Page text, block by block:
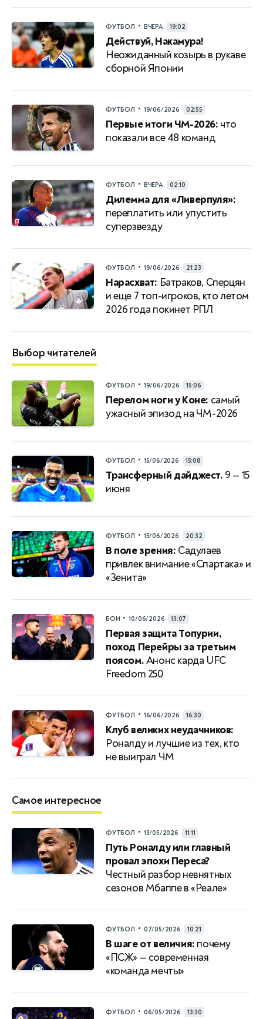
ФУТБОЛ • ВЧЕРА 19:02
Действуй, Накамура!
Неожиданный козырь в рукаве
сборной Японии
ФУТБОЛ • 19/06/2026 02:55
Первые итоги ЧМ-2026: что
показали все 48 команд
ФУТБОЛ • ВЧЕРА 02:10
Дилемма для «Ливерпуля»:
переплатить или упустить
суперзвезду
ФУТБОЛ • 19/06/2026 21:23
Нарасхват: Батраков, Сперцян
и еще 7 топ-игроков, кто летом
2026 года покинет РПЛ
Выбор читателей
ФУТБОЛ • 19/06/2026 15:06
Перелом ноги у Коне: самый
ужасный эпизод на ЧМ-2026
ФУТБОЛ • 15/06/2026 15:08
Трансферный дайджест. 9 — 15
июня
ФУТБОЛ • 15/06/2026 20:32
В поле зрения: Садулаев
привлек внимание «Спартака» и
«Зенита»
БОИ • 10/06/2026 13:07
Первая защита Топурии,
поход Перейры за третьим
поясом.Анонс карда UFC
Freedom 250
ФУТБОЛ • 16/06/2026 16:30
Клуб великих неудачников:
Роналду и лучшие из тех, кто
не выиграл ЧМ
Самое интересное
ФУТБОЛ • 13/05/2026 11:11
Путь Роналду или главный
провал эпохи Переса?
Честный разбор невнятных
сезонов Мбаппе в «Реале»
ФУТБОЛ • 07/05/2026 10:21
В шаге от величия: почему
«ПСЖ» — современная
«команда мечты»
ФУТБОЛ • 06/05/2026 13:30